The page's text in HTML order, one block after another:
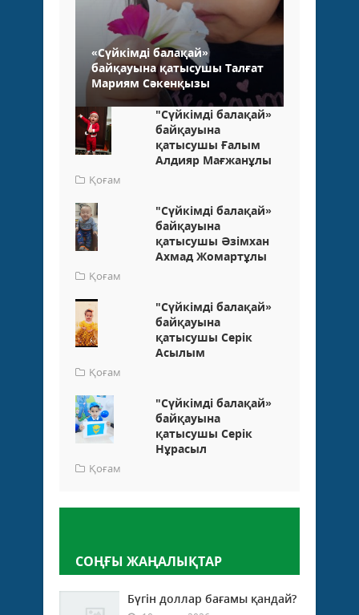
«Сүйкімді балақай»
байқауына қатысушы Талғат
Мариям Сәкенқызы
"Сүйкімді балақай»
байқауына
қатысушы Ғалым
Алдияр Мағжанұлы
Қоғам
"Сүйкімді балақай»
байқауына
қатысушы Әзімхан
Ахмад Жомартұлы
Қоғам
"Сүйкімді балақай»
байқауына
қатысушы Серік
Асылым
Қоғам
"Сүйкімді балақай»
байқауына
қатысушы Серік
Нұрасыл
Қоғам
СОҢҒЫ ЖАҢАЛЫҚТАР
Бүгін доллар бағамы қандай?